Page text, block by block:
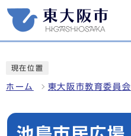
現在位置
ホーム 東大阪市教育委員会